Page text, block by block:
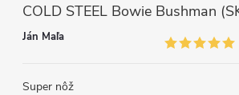
COLD STEEL Bowie Bushman
Ján Maľa
Super nôž